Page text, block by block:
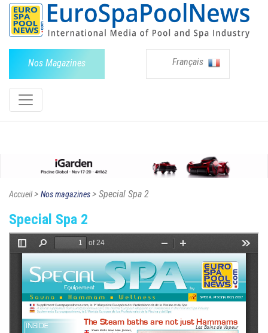
Nos Magazines Français
Accueil> Nos magazines> Special Spa 2
Special Spa 2